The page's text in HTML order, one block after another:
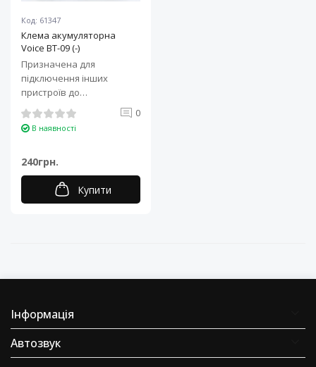
Код: 61347
Клема акумуляторна
Voice BT-09 (-)
Призначена для
підключення інших
пристроїв до
акумулятора. Технічні
характеристики: Тип: А..
0
В наявності
240грн.
Купити
Інформація
Автозвук